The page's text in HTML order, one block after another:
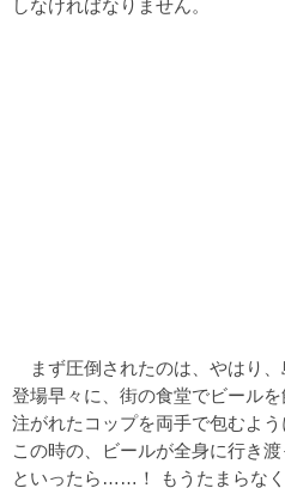
しなければなりません。
まず圧倒されたのは、やはり、
登場早々に、街の食堂でビール
注がれたコップを両手で包むよ
この時の、ビールが全身に行き
といったら……！ もうたまらな